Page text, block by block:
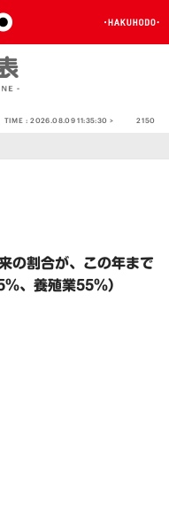
TIME :2026.08.09 11:35:30 > 2150
の割合が、この年まで
、養殖業55％）